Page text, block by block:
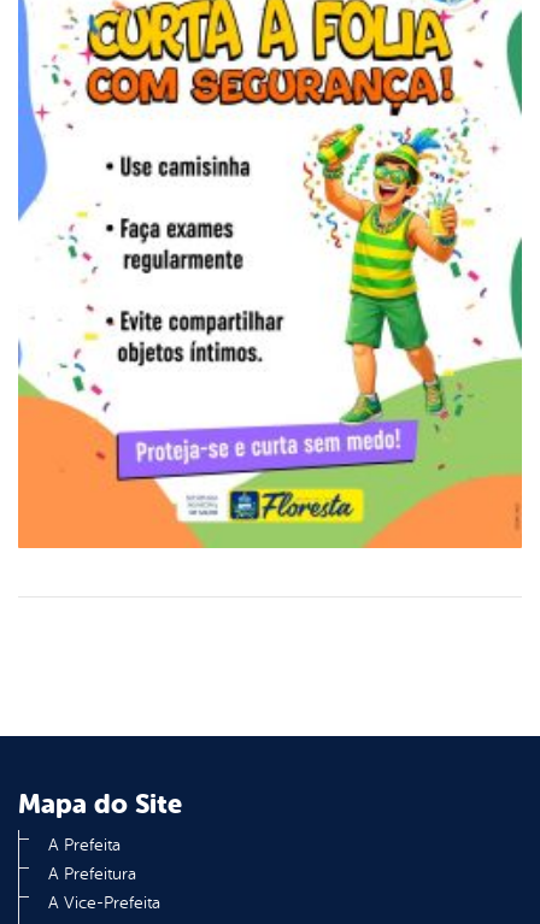
Mapa do Site
A Prefeita
A Prefeitura
A Vice-Prefeita